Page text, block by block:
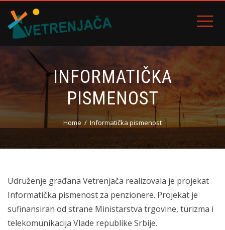
INFORMATIČKA
PISMENOST
Home Informatička pismenost
Udruženje građana Vetrenjača realizovala je projekat
Informatička pismenost za penzionere. Projekat je
sufinansiran od strane Ministarstva trgovine, turizma i
telekomunikacija Vlade republike Srbije.